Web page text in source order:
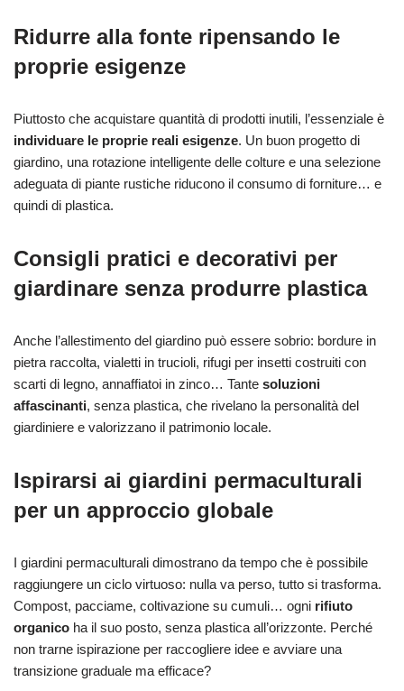
Ridurre alla fonte ripensando le
proprie esigenze
Piuttosto che acquistare quantità di prodotti inutili, l’essenziale è
individuare le proprie reali esigenze. Un buon progetto di
giardino, una rotazione intelligente delle colture e una selezione
adeguata di piante rustiche riducono il consumo di forniture… e
quindi di plastica.
Consigli pratici e decorativi per
giardinare senza produrre plastica
Anche l’allestimento del giardino può essere sobrio: bordure in
pietra raccolta, vialetti in trucioli, rifugi per insetti costruiti con
scarti di legno, annaffiatoi in zinco… Tante soluzioni
affascinanti, senza plastica, che rivelano la personalità del
giardiniere e valorizzano il patrimonio locale.
Ispirarsi ai giardini permaculturali
per un approccio globale
I giardini permaculturali dimostrano da tempo che è possibile
raggiungere un ciclo virtuoso: nulla va perso, tutto si trasforma.
Compost, pacciame, coltivazione su cumuli… ogni rifiuto
organico ha il suo posto, senza plastica all’orizzonte. Perché
non trarne ispirazione per raccogliere idee e avviare una
transizione graduale ma efficace?